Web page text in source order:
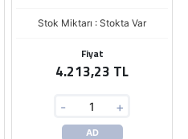
Stok Miktarı : Stokta Var
Fiyat
4.213,23 TL
- +
AD